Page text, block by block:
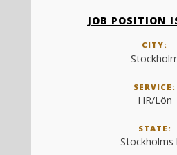
JOB POSITION
CITY:
SERVICE:
HR/Lön
STATE:
Stockholms